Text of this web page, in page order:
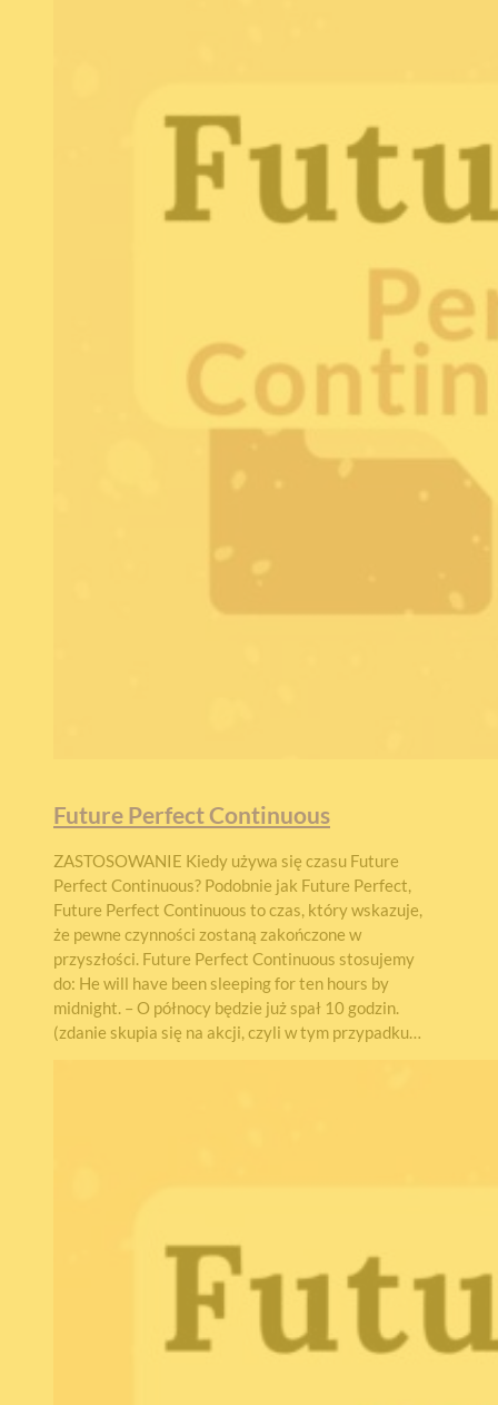
Future Perfect Continuous
ZASTOSOWANIE Kiedy używa się czasu Future
Perfect Continuous? Podobnie jak Future Perfect,
Future Perfect Continuous to czas, który wskazuje,
że pewne czynności zostaną zakończone w
przyszłości. Future Perfect Continuous stosujemy
do: He will have been sleeping for ten hours by
midnight. – O północy będzie już spał 10 godzin.
(zdanie skupia się na akcji, czyli w tym przypadku…